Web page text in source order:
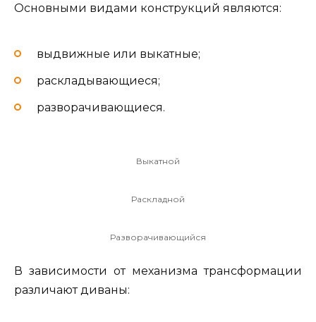
Основными видами конструкций являются:
выдвижные или выкатные;
раскладывающиеся;
разворачивающиеся.
Выкатной
Раскладной
Разворачивающийся
В зависимости от механизма трансформации
различают диваны: